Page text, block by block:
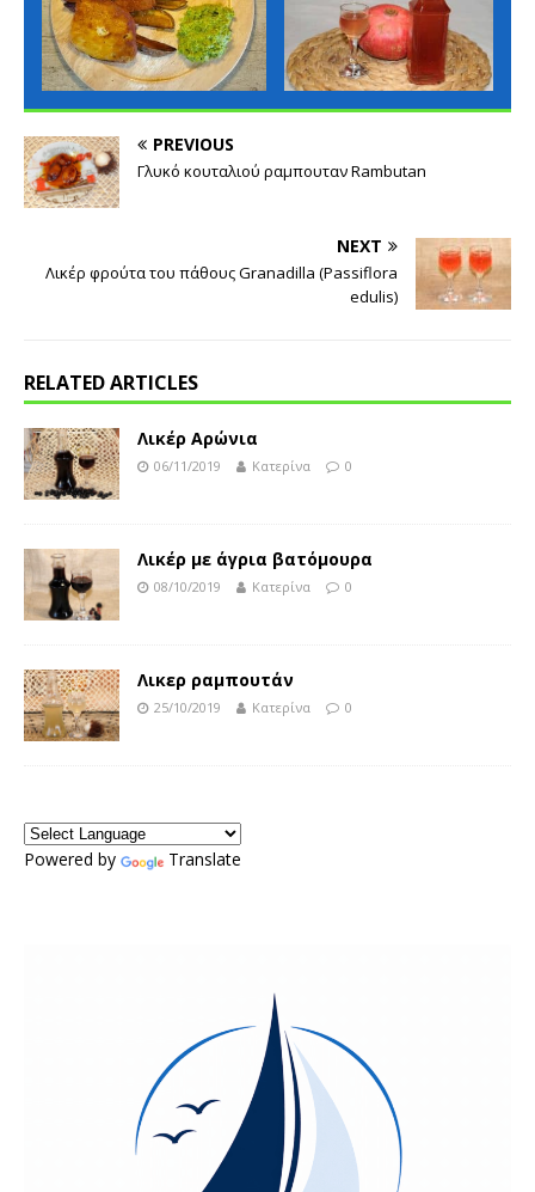
PREVIOUS
Γλυκό κουταλιού ραμπουταν Rambutan
NEXT
Λικέρ φρούτα του πάθους Granadilla (Passiflora
edulis)
RELATED ARTICLES
Λικέρ Αρώνια
06/11/2019 Κατερίνα 0
Λικέρ με άγρια βατόμουρα
08/10/2019 Κατερίνα 0
Λικερ ραμπουτάν
25/10/2019 Κατερίνα 0
Powered by Translate